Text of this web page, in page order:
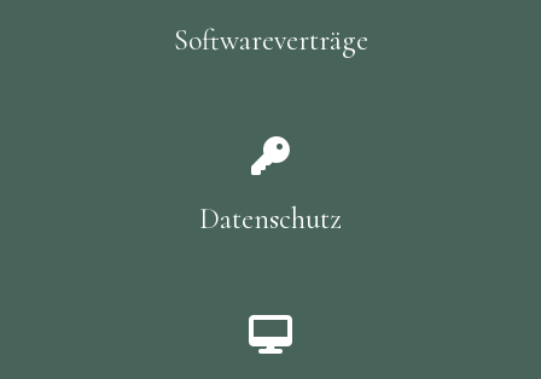
Softwareverträge
Datenschutz